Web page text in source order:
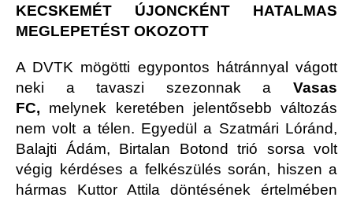
KECSKEMÉT ÚJONCKÉNT HATALMAS
MEGLEPETÉST OKOZOTT
A DVTK mögötti egypontos hátránnyal vágott
neki a tavaszi szezonnak a Vasas
FC, melynek keretében jelentősebb változás
nem volt a télen. Egyedül a Szatmári Lóránd,
Balajti Ádám, Birtalan Botond trió sorsa volt
végig kérdéses a felkészülés során, hiszen a
hármas Kuttor Attila döntésének értelmében